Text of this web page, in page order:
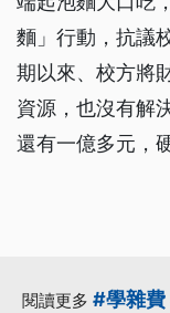
麵」行動，抗議
期以來、校方將
資源，也沒有解
還有一億多元，
閱讀更多 #學雜費